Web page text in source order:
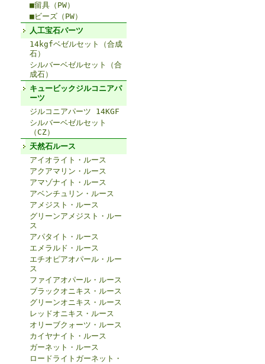
■留具（PW）
■ビーズ（PW）
人工宝石パーツ
14kgfベゼルセット（合成
石）
シルバーベゼルセット（合
成石）
キュービックジルコニアパ
ーツ
ジルコニアパーツ 14KGF
シルバーベゼルセット
（CZ）
天然石ルース
アイオライト・ルース
アクアマリン・ルース
アマゾナイト・ルース
アベンチュリン・ルース
アメジスト・ルース
グリーンアメジスト・ルー
ス
アパタイト・ルース
エメラルド・ルース
エチオピアオパール・ルー
ス
ファイアオパール・ルース
ブラックオニキス・ルース
グリーンオニキス・ルース
レッドオニキス・ルース
オリーブクォーツ・ルース
カイヤナイト・ルース
ガーネット・ルース
ロードライトガーネット・